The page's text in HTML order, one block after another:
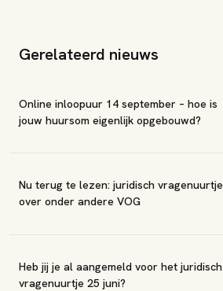
Gerelateerd nieuws
Online inloopuur 14 september – hoe is
jouw huursom eigenlijk opgebouwd?
Nu terug te lezen: juridisch vragenuurtje
over onder andere VOG
Heb jij je al aangemeld voor het juridisch
vragenuurtje 25 juni?